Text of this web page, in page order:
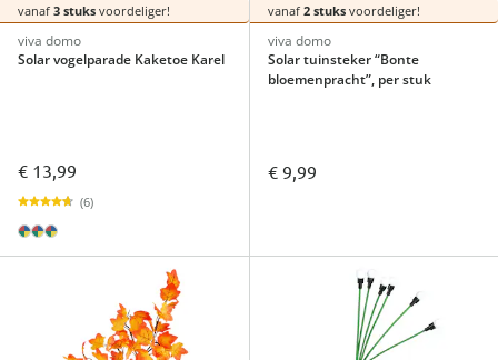
vanaf 3 stuks voordeliger!
viva domo
Solar vogelparade Kaketoe Karel
€ 13,99
(6)
vanaf 2 stuksvoordeliger!
viva domo
Solar tuinsteker “Bonte
bloemenpracht”, per stuk
€ 9,99